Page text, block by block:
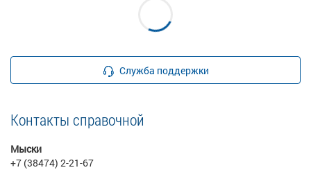
Служба поддержки
Контакты справочной
Мыски
+7 (38474) 2-21-67